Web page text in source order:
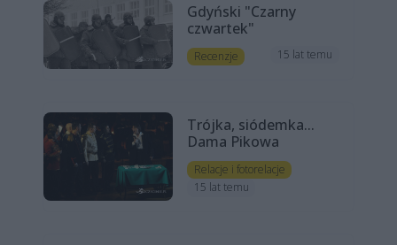
Gdyński "Czarny
czwartek"
Recenzje 15 lat temu
Trójka, siódemka...
Dama Pikowa
Relacje i fotorelacje
15 lat temu